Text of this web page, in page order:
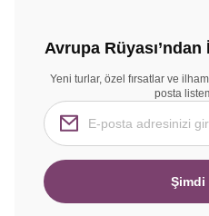
Avrupa
Yeni turlar, özel fırsatlar ve
posta
Şimdi